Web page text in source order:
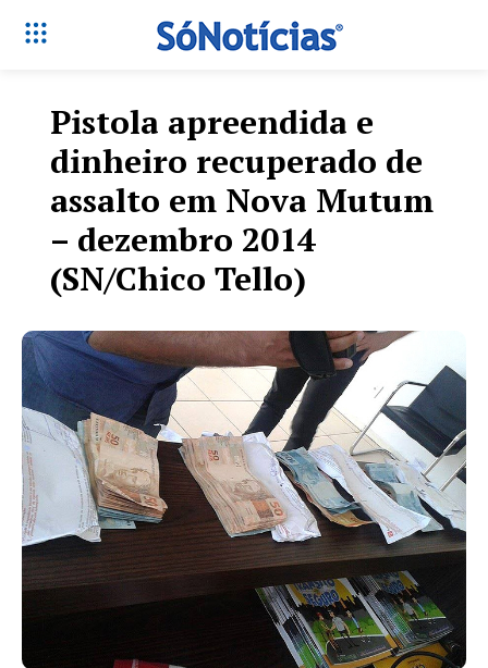
Só Notícias
Pistola apreendida e
dinheiro recuperado de
assalto em Nova Mutum
– dezembro 2014
(SN/Chico Tello)